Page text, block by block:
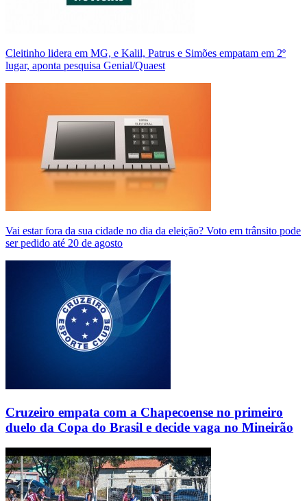
Cleitinho lidera em MG, e Kalil, Patrus e Simões empatam em 2º
lugar, aponta pesquisa Genial/Quaest
Vai estar fora da sua cidade no dia da eleição? Voto em trânsito pode
ser pedido até 20 de agosto
Cruzeiro empata com a Chapecoense no primeiro
duelo da Copa do Brasil e decide vaga no Mineirão